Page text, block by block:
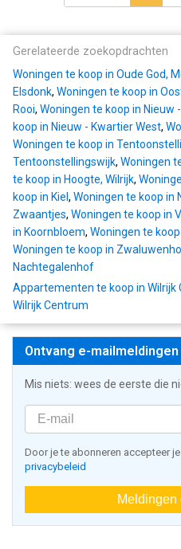
Gerelateerde zoekopdrachten
Woningen te koop in Oude God,
Elsdonk, Woningen te koop in
Rooi, Woningen te koop in Nieuw
koop in Nieuw - Kwartier West,
Woningen te koop in
Tentoonstellingswijk, Woningen
te koop in Hoogte, Wilrijk,
koop in Kiel , Woningen te koop in
Zwaantjes, Woningen te koop in
in Koornbloem, Woningen te
Woningen te koop in
Nachtegalenhof
Appartementen te koop in Wilrijk
Wilrijk Centrum
Ontvang e-mailmeldingen
Mis niets: wees de eerste die
Door je te abonneren accepteer
privacybeleid
Meldingen